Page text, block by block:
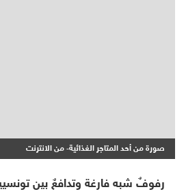
صورة من أحد المتاجر الغذائية- من الانترنت
رفوفٌ شبه فارغة وتدافعٌ بين